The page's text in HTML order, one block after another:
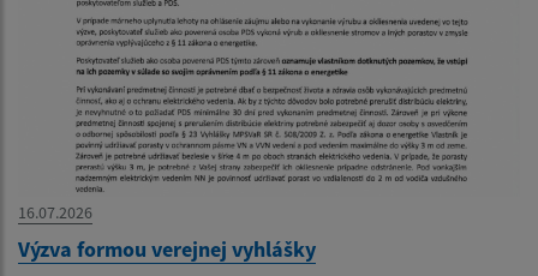
16.07.2026
Výzva formou verejnej vyhlášky